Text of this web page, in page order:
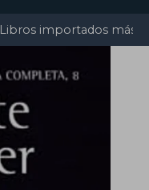
Libros importados más